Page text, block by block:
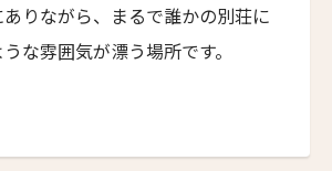
ラン・ホテル＆スパ
& Spa
・パリ
りながら、まるで誰かの別荘に
な雰囲気が漂う場所です。